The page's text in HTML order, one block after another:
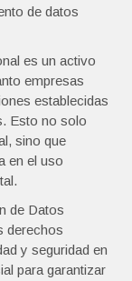
de datos
es un activo
empresas
establecidas
Esto no solo
sino que
en el uso
de Datos
derechos
y seguridad en
para garantizar